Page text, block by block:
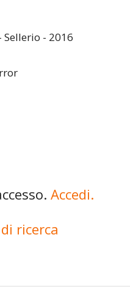
Sellerio - 2016
Accedi.
ricerca